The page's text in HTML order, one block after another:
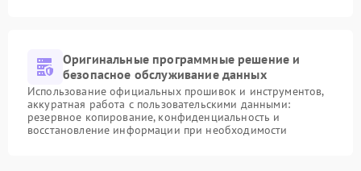
Оригинальные программные решение и
безопасное обслуживание данных
Использование официальных прошивок и инструментов,
аккуратная работа с пользовательскими данными:
резервное копирование, конфиденциальность и
восстановление информации при необходимости